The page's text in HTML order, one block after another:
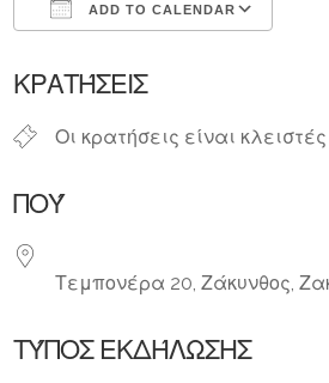
ADD TO CALENDAR
ΚΡΑΤΉΣΕΙΣ
Οι κρατήσεις είναι κλειστές
ΠΟΎ
Τεμπονέρα 20, Ζάκυνθος,
ΤΎΠΟΣ ΕΚΔΉΛΩΣΗΣ